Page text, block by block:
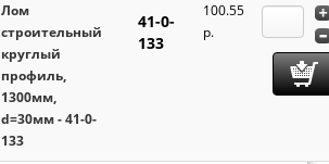
Лом
строительный
круглый
профиль,
1300мм,
d=30мм - 41-0-
133
41-0-
133
100.55
p.